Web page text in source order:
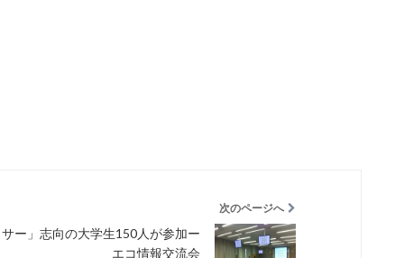
次のページへ
サー」志向の大学生150人が参加ー
エコ情報交流会